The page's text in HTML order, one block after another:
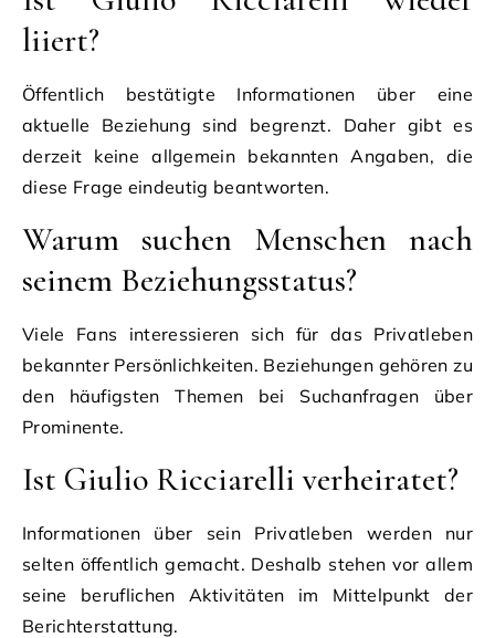
liiert?
Öffentlich bestätigte Informationen über eine
aktuelle Beziehung sind begrenzt. Daher gibt es
derzeit keine allgemein bekannten Angaben, die
diese Frage eindeutig beantworten.
Warum suchen Menschen nach
seinem Beziehungsstatus?
Viele Fans interessieren sich für das Privatleben
bekannter Persönlichkeiten. Beziehungen gehören zu
den häufigsten Themen bei Suchanfragen über
Prominente.
Ist Giulio Ricciarelli verheiratet?
Informationen über sein Privatleben werden nur
selten öffentlich gemacht. Deshalb stehen vor allem
seine beruflichen Aktivitäten im Mittelpunkt der
Berichterstattung.